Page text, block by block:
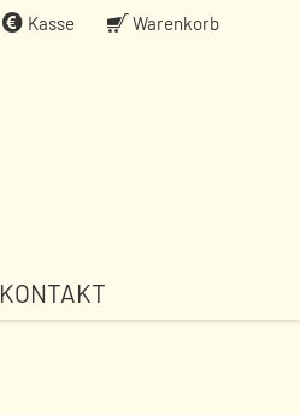
Kasse Warenkorb
KONTAKT